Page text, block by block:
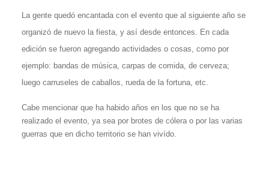
La gente quedó encantada con el evento que al siguiente año se
organizó de nuevo la fiesta, y así desde entonces. En cada
edición se fueron agregando actividades o cosas, como por
ejemplo: bandas de música, carpas de comida, de cerveza;
luego carruseles de caballos, rueda de la fortuna, etc.
Cabe mencionar que ha habido años en los que no se ha
realizado el evento, ya sea por brotes de cólera o por las varias
guerras que en dicho territorio se han vivído.